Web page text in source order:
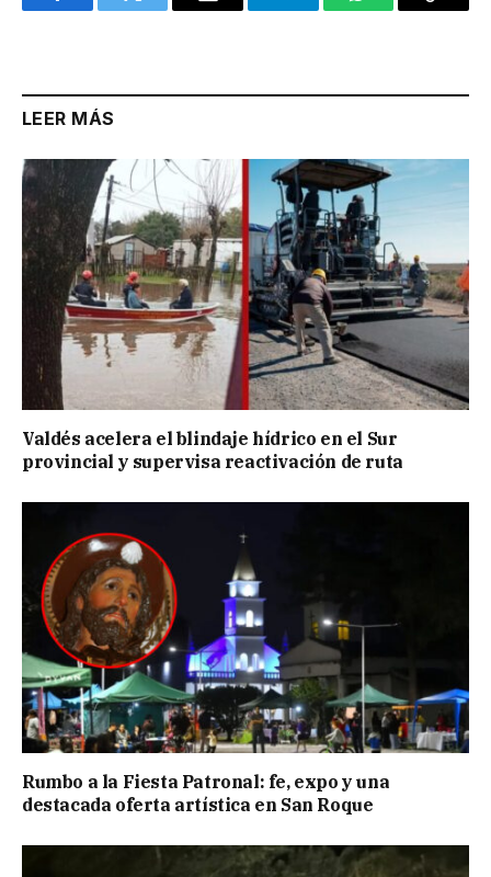
FacebookTwitter Email TelegramWhatsAppCopy
LEER MÁS
Valdés acelera el blindaje hídrico en el Sur
provincial y supervisa reactivación de ruta
Rumbo a la Fiesta Patronal: fe, expo y una
destacada oferta artística en San Roque